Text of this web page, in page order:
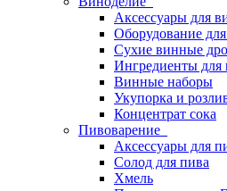
Аксессуары для
Оборудование
Сухие винные
Ингредиенты для
Винные наборы
Укупорка и
Концентрат сока
Пивоварение
Аксессуары для
Солод для пива
Хмель